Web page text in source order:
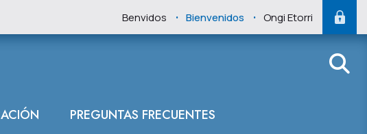
Benvidos . Bienvenidos . Ongi Etorri
PREGUNTAS FRECUENTES